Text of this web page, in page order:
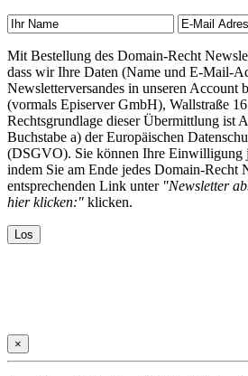
Mit Bestellung des Domain-Recht
dass wir Ihre Daten (Name und E-Mail-
Newsletterversandes in unseren
(vormals Episerver GmbH), Wallstraße
Rechtsgrundlage dieser Übermittlung ist
Buchstabe a) der Europäischen
(DSGVO). Sie können Ihre Einwilligung
indem Sie am Ende jedes Domain-Recht
entsprechenden Link unter "Newsletter
hier klicken:" klicken.
×